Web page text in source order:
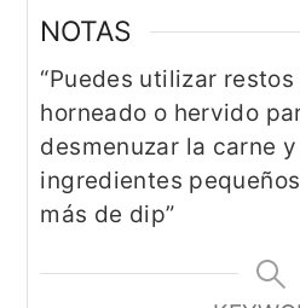
NOTAS
“Puedes utilizar
horneado o hervido
desmenuzar la carne
ingredientes
más de dip”